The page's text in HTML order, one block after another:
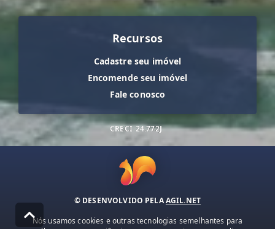
Recursos
Cadastre seu imóvel
Encomende seu imóvel
Fale conosco
CRECI 24.772J
© DESENVOLVIDO PELAAGIL.NET
Nós usamos cookies e outras tecnologias semelhantes para